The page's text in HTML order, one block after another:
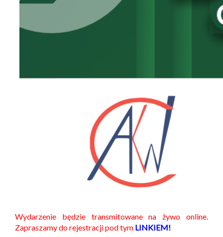
Wydarzenie będzie transmitowane na żywo online.
Zapraszamy do rejestracji pod tym LINKIEM!